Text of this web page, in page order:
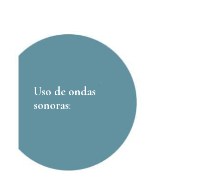
Uso de ondas
sonoras: